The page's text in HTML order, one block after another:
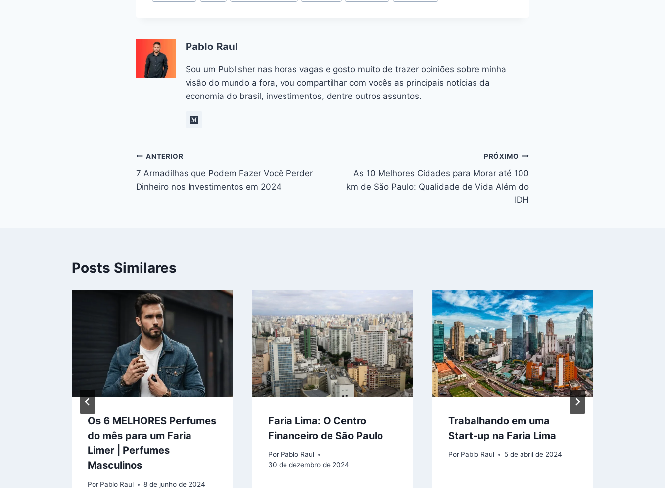
Pablo Raul
Sou um Publisher nas horas vagas e gosto muito de trazer opiniões sobre minha
visão do mundo a fora, vou compartilhar com vocês as principais notícias da
economia do brasil, investimentos, dentre outros assuntos.
Navegação
de
ANTERIOR
7 Armadilhas que Podem Fazer Você Perder
Dinheiro nos Investimentos em 2024
PRÓXIMO
As 10 Melhores Cidades para Morar até 100
km de São Paulo: Qualidade de Vida Além do
IDH
Posts Similares
Os 6 MELHORES Perfumes
do mês para um Faria
Limer | Perfumes
Masculinos
Por Pablo Raul 8 de junho de 2024
Faria Lima: O Centro
Financeiro de São Paulo
Por Pablo Raul
30 de dezembro de 2024
Trabalhando em uma
Start-up na Faria Lima
Por Pablo Raul 5 de abril de 2024